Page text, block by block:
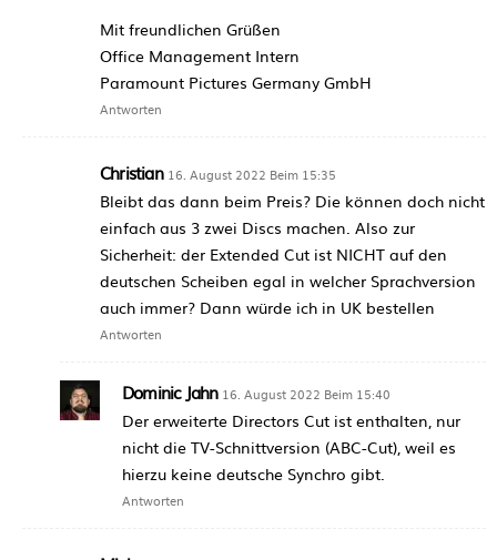
Mit freundlichen Grüßen
Office Management Intern
Paramount Pictures Germany GmbH
Antworten
Christian 16. August 2022 Beim 15:35
Bleibt das dann beim Preis? Die können doch nicht
einfach aus 3 zwei Discs machen. Also zur
Sicherheit: der Extended Cut ist NICHT auf den
deutschen Scheiben egal in welcher Sprachversion
auch immer? Dann würde ich in UK bestellen
Antworten
Dominic Jahn 16. August 2022 Beim 15:40
Der erweiterte Directors Cut ist enthalten, nur
nicht die TV-Schnittversion (ABC-Cut), weil es
hierzu keine deutsche Synchro gibt.
Antworten